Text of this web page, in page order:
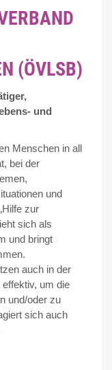
(ÖVLSB)
und
Menschen in all
bei der
und
zur
sich als
und bringt
auch in der
um die
und/oder zu
sich auch